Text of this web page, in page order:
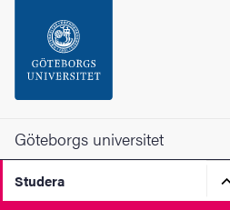
Sidfoten
Om webbplatsen
Göteborgs universitet
Studera